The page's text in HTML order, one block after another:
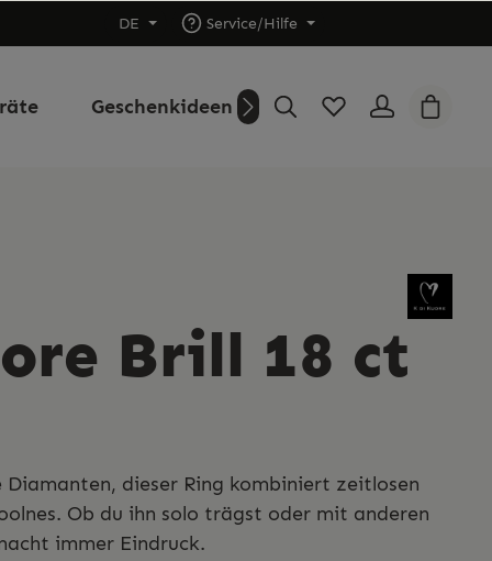
DE Service/Hilfe
Geschenkideen Outlet Über uns
Brill 18 ct
dieser Ring kombiniert zeitlosen
Ob du ihn solo trägst oder mit anderen
immer Eindruck.